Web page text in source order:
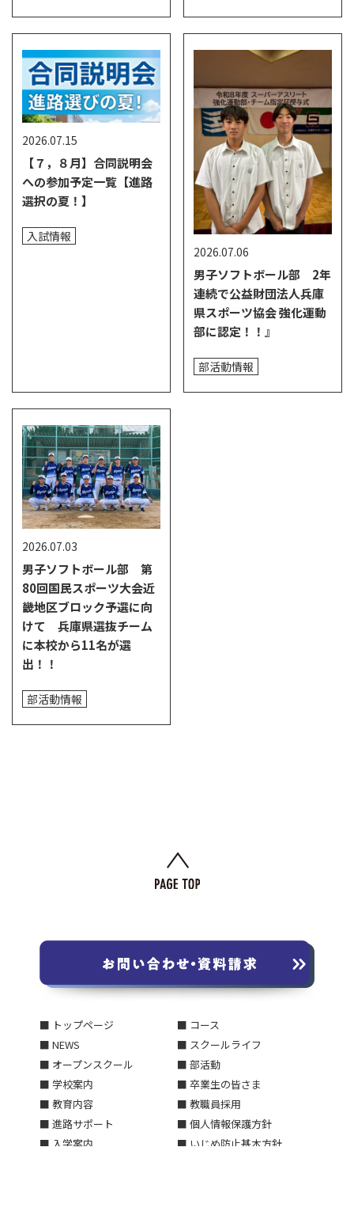
2026.07.15
【７，８月】合同説明会
への参加予定一覧【進路
選択の夏！】
入試情報
2026.07.06
男子ソフトボール部 2年
連続で公益財団法人兵庫
県スポーツ協会 強化運動
部に認定！！』
部活動情報
2026.07.03
男子ソフトボール部 第
80回国民スポーツ大会近
畿地区ブロック予選に向
けて 兵庫県選抜チーム
に本校から11名が選
出！！
部活動情報
■ トップページ
■ NEWS
■ オープンスクール
■ 学校案内
■ 教育内容
■ 進路サポート
■ 入学案内
■ コース
■ スクールライフ
■ 部活動
■ 卒業生の皆さま
■ 教職員採用
■ 個人情報保護方針
■ いじめ防止基本方針